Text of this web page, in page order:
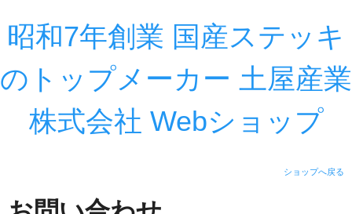
昭和7年創業 国産ステッキ
のトップメーカー 土屋産業
株式会社 Webショップ
ショップへ戻る